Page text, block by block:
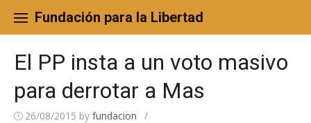
content
Fundación para la Libertad
El PP insta a un voto masivo
para derrotar a Mas
26/08/2015 by fundacion /